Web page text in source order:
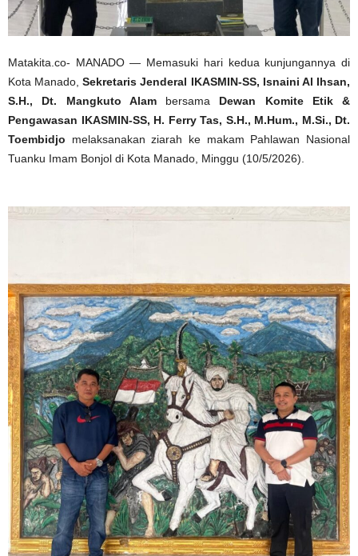
Matakita.co- MANADO — Memasuki hari kedua kunjungannya di
Kota Manado,Sekretaris Jenderal IKASMIN-SS, Isnaini Al Ihsan,
S.H., Dt. Mangkuto Alambersama Dewan Komite Etik &
Pengawasan IKASMIN-SS, H. Ferry Tas, S.H., M.Hum., M.Si., Dt.
Toembidjo melaksanakan ziarah ke makam Pahlawan Nasional
Tuanku Imam Bonjol di Kota Manado, Minggu (10/5/2026).